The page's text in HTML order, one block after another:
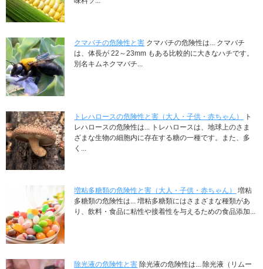
クマバチの危険性と害 クマバチの危険性は... クマバチ
は、体長が 22～23mm もある比較的に大きなハチです。
別名キムネクマバチ...
トレハロースの危険性と害（大人・子供・赤ちゃん）
ト
レハロースの危険性は... トレハロースは、地球上のさま
ざまな生物の細胞内に存在する糖の一種です。また、多
く...
増粘多糖類の危険性と害（大人・子供・赤ちゃん）
増粘
多糖類の危険性は... 増粘多糖類にはさまざまな種類があ
り、飲料・食品に粘性や接着性を与えるための食品添加...
除光液の危険性と害 除光液の危険性は... 除光液（リムー